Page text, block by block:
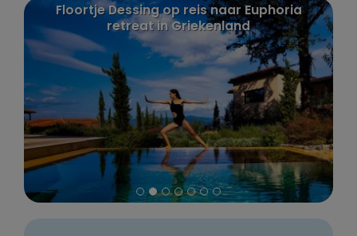
Floortje Dessing op reis naar Euphoria
retreat in Griekenland